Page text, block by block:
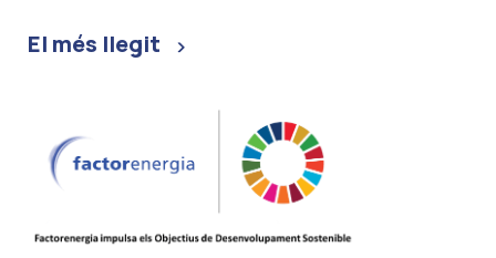
El més llegit